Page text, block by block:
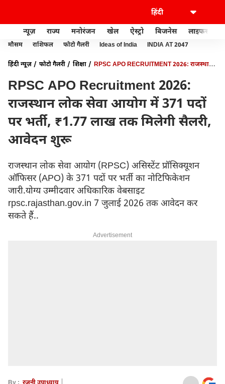
न्यूज़ राज्य मनोरंजन खेल ऐस्ट्रो बिजनेस लाइफस्टाइल
मौसम राशिफल फोटो गैलरी Ideas of India INDIA AT 2047
हिंदी न्यूज़ फोटो गैलरी शिक्षा
RPSC APO RECRUITMENT 2026: राजस्थान
RPSC APO Recruitment 2026:
राजस्थान लोक सेवा आयोग में 371 पदों
पर भर्ती, ₹1.77 लाख तक मिलेगी सैलरी,
आवेदन शुरू
राजस्थान लोक सेवा आयोग (RPSC) असिस्टेंट प्रॉसिक्यूशन
ऑफिसर (APO) के 371 पदों पर भर्ती का नोटिफिकेशन
जारी.योग्य उम्मीदवार अधिकारिक वेबसाइट
rpsc.rajasthan.gov.in 7 जुलाई 2026 तक आवेदन कर
सकते हैं..
Advertisement